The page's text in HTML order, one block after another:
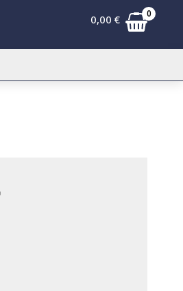
0,00 € 0